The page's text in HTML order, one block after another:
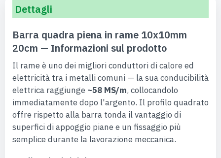
Dettagli
Barra quadra piena in rame 10x10mm
20cm — Informazioni sul prodotto
Il rame è uno dei migliori conduttori di calore ed
elettricità tra i metalli comuni — la sua conducibilità
elettrica raggiunge ~58 MS/m, collocandolo
immediatamente dopo l'argento. Il profilo quadrato
offre rispetto alla barra tonda il vantaggio di
superfici di appoggio piane e un fissaggio più
semplice durante la lavorazione meccanica.